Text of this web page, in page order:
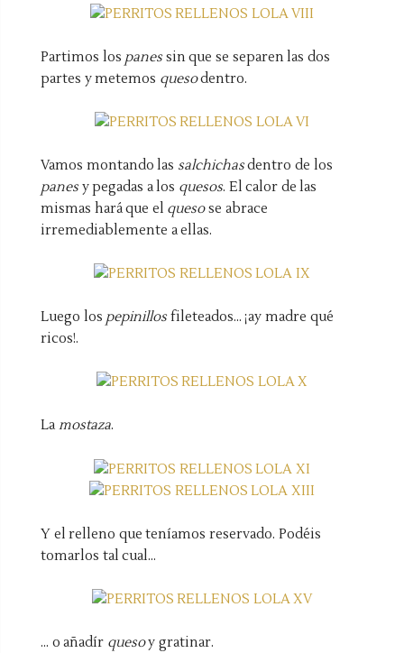
Partimos los panessin que se separen las dos
partes y metemos quesodentro.
Vamos montando las salchichasdentro de los
panesy pegadas a los quesos. El calor de las
mismas hará que el quesose abrace
irremediablemente a ellas.
Luego los pepinillosfileteados... ¡ay madre qué
ricos!.
La mostaza.
Y el relleno que teníamos reservado. Podéis
tomarlos tal cual...
... o añadír quesoy gratinar.